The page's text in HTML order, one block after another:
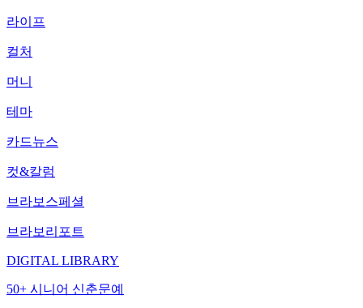
라이프
컬처
머니
테마
카드뉴스
컷&칼럼
브라보스페셜
브라보리포트
DIGITAL LIBRARY
50+ 시니어 신춘문예